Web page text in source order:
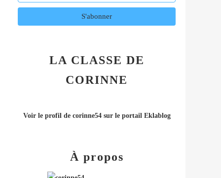
LA CLASSE DE
CORINNE
Voir le profil de corinne54sur le portail Eklablog
À propos